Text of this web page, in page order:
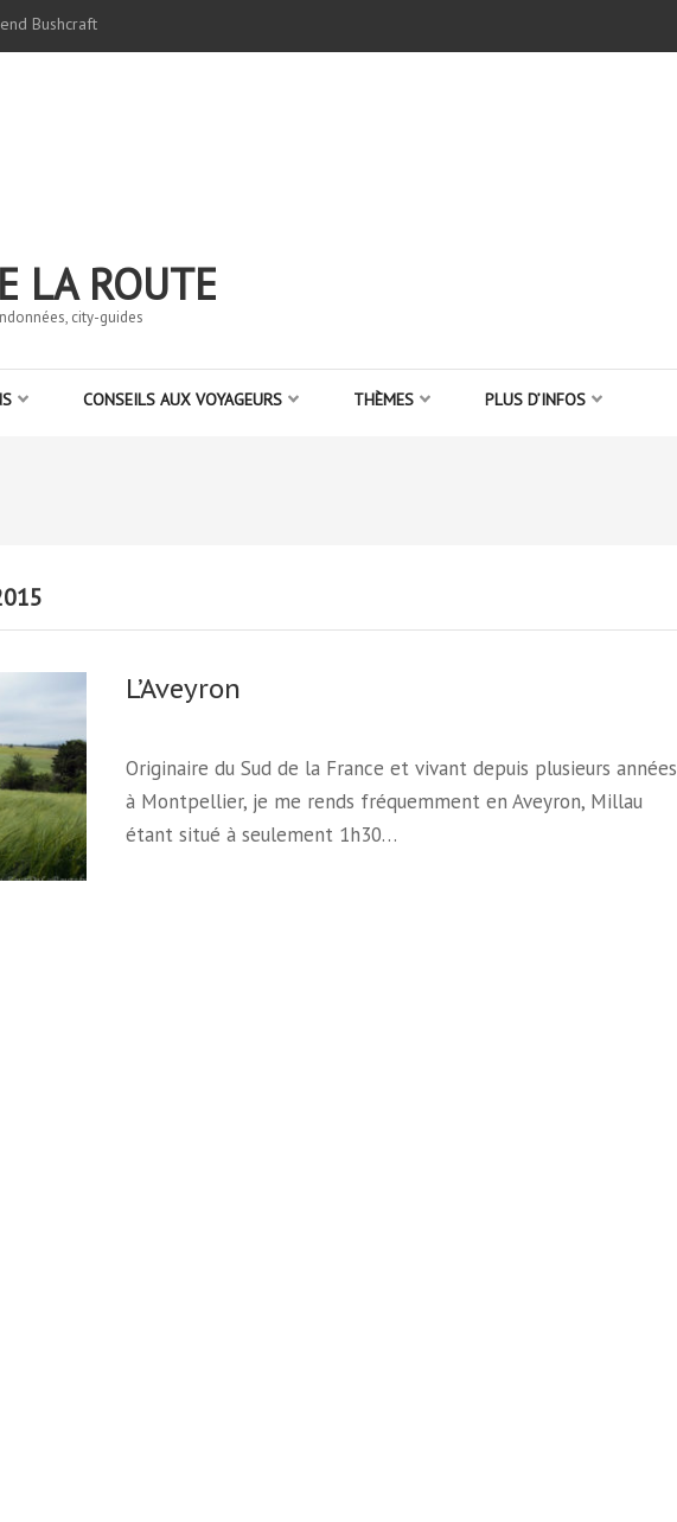
Bushcraft
LA ROUTE
city-guides
CONSEILS AUX VOYAGEURS THÈMES PLUS D’INFOS
L’Aveyron
Originaire du Sud de la France et vivant depuis plusieurs années
à Montpellier, je me rends fréquemment en Aveyron, Millau
étant situé à seulement 1h30…